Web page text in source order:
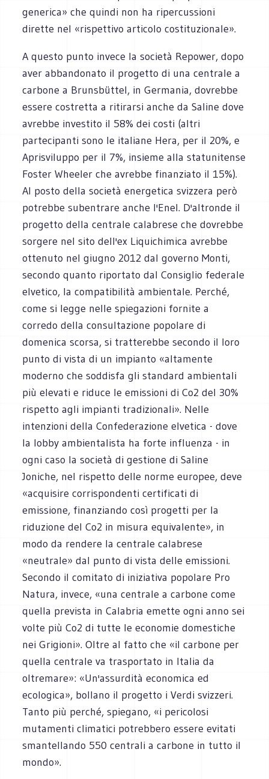
generica» che quindi non ha ripercussioni
dirette nel «rispettivo articolo costituzionale».
A questo punto invece la società Repower, dopo
aver abbandonato il progetto di una centrale a
carbone a Brunsbüttel, in Germania, dovrebbe
essere costretta a ritirarsi anche da Saline dove
avrebbe investito il 58% dei costi (altri
partecipanti sono le italiane Hera, per il 20%, e
Aprisviluppo per il 7%, insieme alla statunitense
Foster Wheeler che avrebbe finanziato il 15%).
Al posto della società energetica svizzera però
potrebbe subentrare anche l'Enel. D'altronde il
progetto della centrale calabrese che dovrebbe
sorgere nel sito dell'ex Liquichimica avrebbe
ottenuto nel giugno 2012 dal governo Monti,
secondo quanto riportato dal Consiglio federale
elvetico, la compatibilità ambientale. Perché,
come si legge nelle spiegazioni fornite a
corredo della consultazione popolare di
domenica scorsa, si tratterebbe secondo il loro
punto di vista di un impianto «altamente
moderno che soddisfa gli standard ambientali
più elevati e riduce le emissioni di Co2 del 30%
rispetto agli impianti tradizionali». Nelle
intenzioni della Confederazione elvetica - dove
la lobby ambientalista ha forte influenza - in
ogni caso la società di gestione di Saline
Joniche, nel rispetto delle norme europee, deve
«acquisire corrispondenti certificati di
emissione, finanziando così progetti per la
riduzione del Co2 in misura equivalente», in
modo da rendere la centrale calabrese
«neutrale» dal punto di vista delle emissioni.
Secondo il comitato di iniziativa popolare Pro
Natura, invece, «una centrale a carbone come
quella prevista in Calabria emette ogni anno sei
volte più Co2 di tutte le economie domestiche
nei Grigioni». Oltre al fatto che «il carbone per
quella centrale va trasportato in Italia da
oltremare»: «Un'assurdità economica ed
ecologica», bollano il progetto i Verdi svizzeri.
Tanto più perché, spiegano, «i pericolosi
mutamenti climatici potrebbero essere evitati
smantellando 550 centrali a carbone in tutto il
mondo».